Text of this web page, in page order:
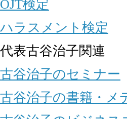
OJT検定
ハラスメント検定
代表古谷治子関連
古谷治子のセミナー
古谷治子の書籍・メ